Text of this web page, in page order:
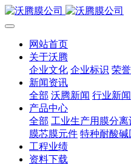
网站首页
关于沃腾
企业文化 企业标识 荣
新闻资讯
全部 沃腾新闻 行业新闻
产品中心
全部 工业生产用膜分离
膜芯膜元件 特种耐酸碱
工程业绩
资料下载